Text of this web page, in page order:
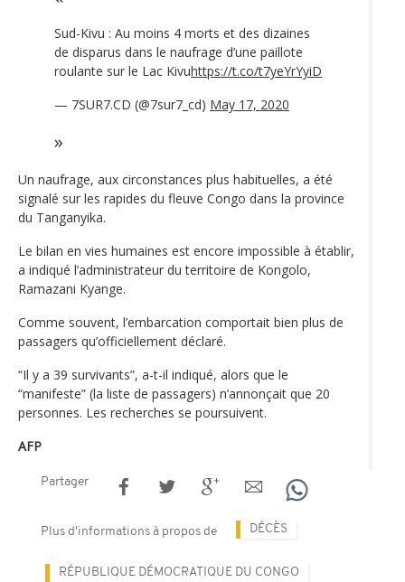
Sud-Kivu : Au moins 4 morts et des dizaines
de disparus dans le naufrage d’une paillote
roulante sur le Lac Kivuhttps://t.co/t7yeYrYyiD
— 7SUR7.CD (@7sur7_cd) May 17, 2020
Un naufrage, aux circonstances plus habituelles, a été
signalé sur les rapides du fleuve Congo dans la province
du Tanganyika.
Le bilan en vies humaines est encore impossible à établir,
a indiqué l’administrateur du territoire de Kongolo,
Ramazani Kyange.
Comme souvent, l’embarcation comportait bien plus de
passagers qu’officiellement déclaré.
“Il y a 39 survivants”, a-t-il indiqué, alors que le
“manifeste” (la liste de passagers) n’annonçait que 20
personnes. Les recherches se poursuivent.
AFP
Partager
Plus d'informations à propos de DÉCÈS
RÉPUBLIQUE DÉMOCRATIQUE DU CONGO